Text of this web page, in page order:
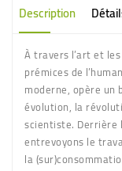
Description
À travers l’art et
prémices de
moderne, opère un
évolution, la
scientiste. Derrière
entrevoyons le
la